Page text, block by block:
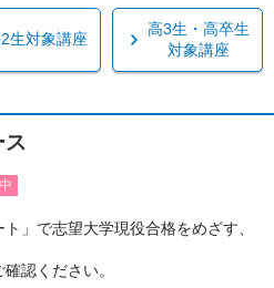
生対象講座
高3生・高卒生
対象講座
」で志望大学現役合格をめざす、
認ください。